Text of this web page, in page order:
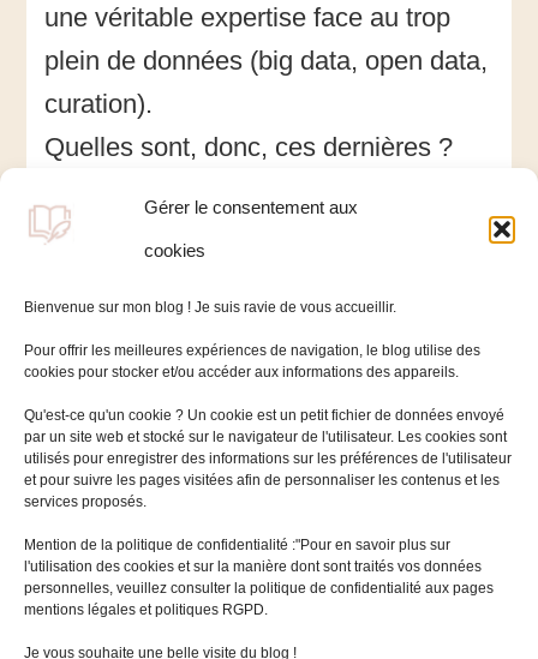
Gérer le consentement aux
cookies
Bienvenue sur mon blog ! Je suis ravie de vous accueillir.
Pour offrir les meilleures expériences de navigation, le blog utilise des
cookies pour stocker et/ou accéder aux informations des appareils.
Qu'est-ce qu'un cookie ? Un cookie est un petit fichier de données envoyé
par un site web et stocké sur le navigateur de l'utilisateur. Les cookies sont
utilisés pour enregistrer des informations sur les préférences de l'utilisateur
et pour suivre les pages visitées afin de personnaliser les contenus et les
services proposés.
Mention de la politique de confidentialité :"Pour en savoir plus sur
l'utilisation des cookies et sur la manière dont sont traités vos données
personnelles, veuillez consulter la politique de confidentialité aux pages
mentions légales et politiques RGPD.
Je vous souhaite une belle visite du blog !
une véritable expertise face au trop
plein de données (big data, open data,
curation).
Quelles sont, donc, ces dernières ?
émergeant ? Enfin, quelle formation
Politique de cookies (UE)
Rechercher :